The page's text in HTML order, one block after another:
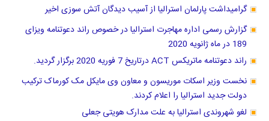
گرامیداشت پارلمان استرالیا از آسیب دیدگان آتش سوزی اخیر
گزارش رسمی اداره مهاجرت استرالیا در خصوص راند دعوتنامه ویزای
189 در ماه ژانویه 2020
راند دعوتنامه ماتریکس ACT درتاریخ 7 فوریه 2020 برگزار گردید.
نخست وزیر اسکات موریسون و معاون وی مایکل مک کورماک ترکیب
دولت جدید استرالیا را اعلام کردند.
لغو شهروندی استرالیا به علت مدارک هویتی جعلی